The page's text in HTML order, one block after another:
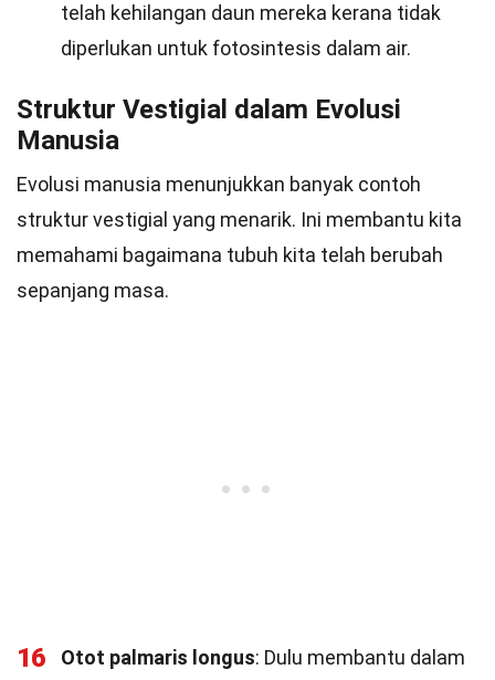
telah kehilangan daun mereka kerana tidak
diperlukan untuk fotosintesis dalam air.
Struktur Vestigial dalam Evolusi
Manusia
Evolusi manusia menunjukkan banyak contoh
struktur vestigial yang menarik. Ini membantu kita
memahami bagaimana tubuh kita telah berubah
sepanjang masa.
16 Otot palmaris longus: Dulu membantu dalam